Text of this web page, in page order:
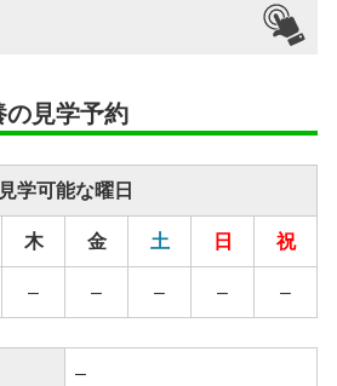
の戒名・俗名などを個別の石板墓碑
。お骨は7回忌まで骨壺で安置する
により合葬する。春秋の彼岸、
月命日、年末年始に法要を行う。
の見学予約
見学可能な曜日
木 金 土 日 祝
– – – – –
–